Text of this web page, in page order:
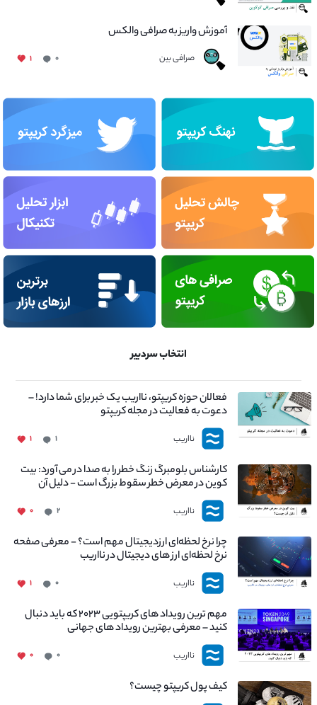
آموزش واریز به صرافی والکس
صرافی بین ۰ ۱
انتخاب سردبیر
فعالان حوزه کریپتو، نااریب یک خبر برای شما دارد! –
دعوت به فعالیت در مجله کریپتو
نااریب ۱ ۱
کارشناس بلومبرگ زنگ خطر را به صدا در می آورد: بیت
کوین در معرض خطر سقوط بزرگ است - دلیل آن
چیست؟
نااریب ۲ ۰
چرا نرخ لحظه‌ای ارزدیجیتال مهم است؟ - معرفی صفحه
نرخ لحظه‌ای ارز های دیجیتال در نااریب
نااریب ۰ ۱
مهم ترین رویداد های کریپتویی ۲۰۲۳ که باید دنبال
کنید – معرفی بهترین رویداد های جهانی
نااریب ۰ ۰
کیف پول کریپتو چیست؟